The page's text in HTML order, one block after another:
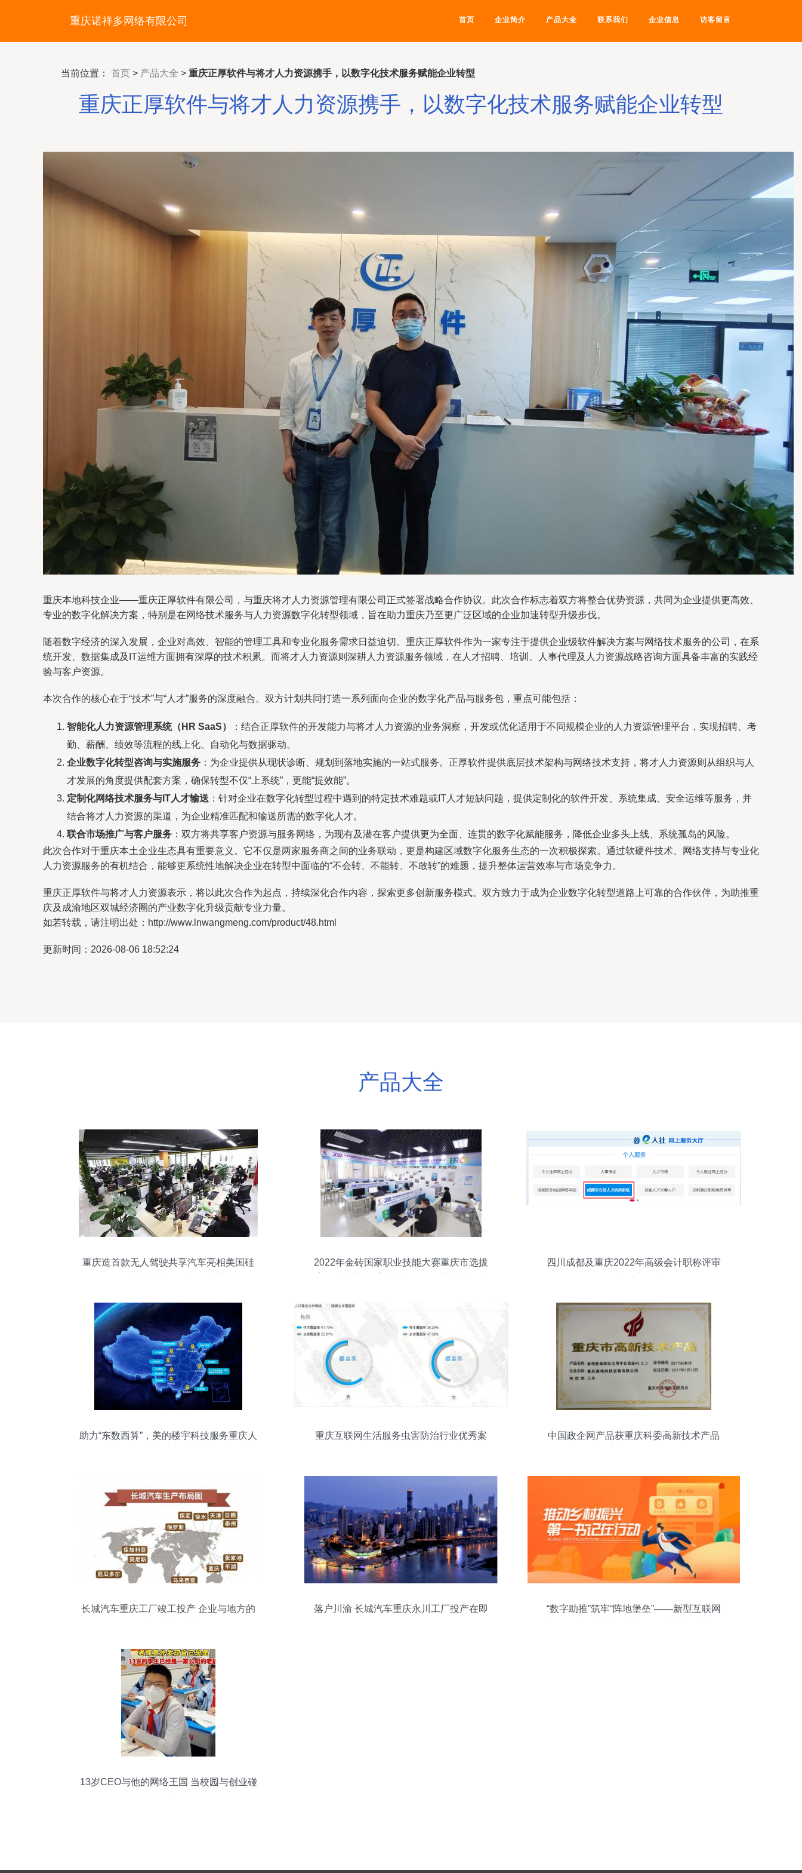
重庆诺祥多网络有限公司 首页 企业简介 产品大全 联系我们 企业信息 访客留言
当前位置： 首页 > 产品大全 > 重庆正厚软件与将才人力资源携手，以数字化技术服务赋能企业转型
重庆正厚软件与将才人力资源携手，以数字化技术服务赋能企业转型
重庆本地科技企业——重庆正厚软件有限公司，与重庆将才人力资源管理有限公司正式签署战略合作协议。此次合作标志着双方将整合优势资源，共同为企业提供更高效、
专业的数字化解决方案，特别是在网络技术服务与人力资源数字化转型领域，旨在助力重庆乃至更广泛区域的企业加速转型升级步伐。
随着数字经济的深入发展，企业对高效、智能的管理工具和专业化服务需求日益迫切。重庆正厚软件作为一家专注于提供企业级软件解决方案与网络技术服务的公司，在系
统开发、数据集成及IT运维方面拥有深厚的技术积累。而将才人力资源则深耕人力资源服务领域，在人才招聘、培训、人事代理及人力资源战略咨询方面具备丰富的实践经
验与客户资源。
本次合作的核心在于“技术”与“人才”服务的深度融合。双方计划共同打造一系列面向企业的数字化产品与服务包，重点可能包括：
智能化人力资源管理系统（HR SaaS）
：结合正厚软件的开发能力与将才人力资源的业务洞察，开发或优化适用于不同规模企业的人力资源管理平台，实现招聘、考
勤、薪酬、绩效等流程的线上化、自动化与数据驱动。
企业数字化转型咨询与实施服务 ：为企业提供从现状诊断、规划到落地实施的一站式服务。正厚软件提供底层技术架构与网络技术支持，将才人力资源则从组织与人
才发展的角度提供配套方案，确保转型不仅“上系统”，更能“提效能”。
定制化网络技术服务与IT人才输送 ：针对企业在数字化转型过程中遇到的特定技术难题或IT人才短缺问题，提供定制化的软件开发、系统集成、安全运维等服务，并
结合将才人力资源的渠道，为企业精准匹配和输送所需的数字化人才。
联合市场推广与客户服务 ：双方将共享客户资源与服务网络，为现有及潜在客户提供更为全面、连贯的数字化赋能服务，降低企业多头上线、系统孤岛的风险。
此次合作对于重庆本土企业生态具有重要意义。它不仅是两家服务商之间的业务联动，更是构建区域数字化服务生态的一次积极探索。通过软硬件技术、网络支持与专业化
人力资源服务的有机结合，能够更系统性地解决企业在转型中面临的“不会转、不能转、不敢转”的难题，提升整体运营效率与市场竞争力。
重庆正厚软件与将才人力资源表示，将以此次合作为起点，持续深化合作内容，探索更多创新服务模式。双方致力于成为企业数字化转型道路上可靠的合作伙伴，为助推重
庆及成渝地区双城经济圈的产业数字化升级贡献专业力量。
如若转载，请注明出处：http://www.lnwangmeng.com/product/48.html
更新时间：2026-08-06 18:52:24
产品大全
重庆造首款无人驾驶共享汽车亮相美国硅
2022年金砖国家职业技能大赛重庆市选拔
四川成都及重庆2022年高级会计职称评审
助力“东数西算”，美的楼宇科技服务重庆人
重庆互联网生活服务虫害防治行业优秀案
中国政企网产品获重庆科委高新技术产品
长城汽车重庆工厂竣工投产 企业与地方的
落户川渝 长城汽车重庆永川工厂投产在即
“数字助推”筑牢“阵地堡垒”——新型互联网
13岁CEO与他的网络王国 当校园与创业碰